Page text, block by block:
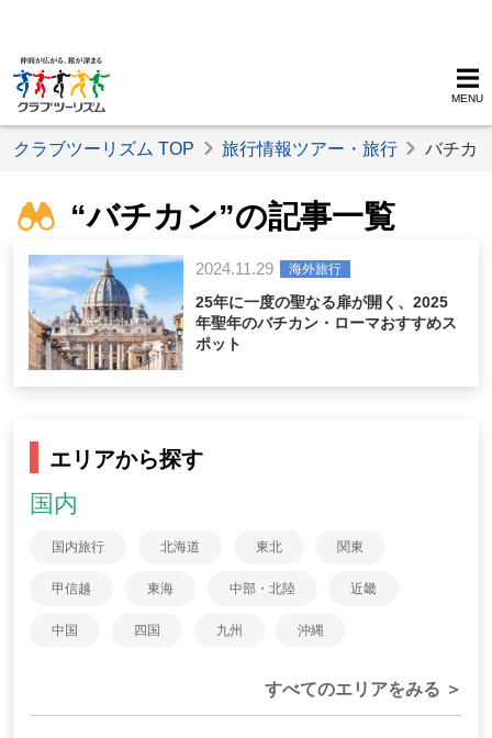
MENU
クラブツーリズム TOP 旅行情報ツアー・旅行 バチカ
“バチカン”の記事一覧
2024.11.29 海外旅行
25年に一度の聖なる扉が開く、2025
年聖年のバチカン・ローマおすすめス
ポット
エリアから探す
国内
国内旅行 北海道 東北 関東
甲信越 東海 中部・北陸 近畿
中国 四国 九州 沖縄
すべてのエリアをみる ＞